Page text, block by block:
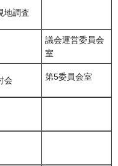
地調査
議会運営委員会
室
会 第5委員会室